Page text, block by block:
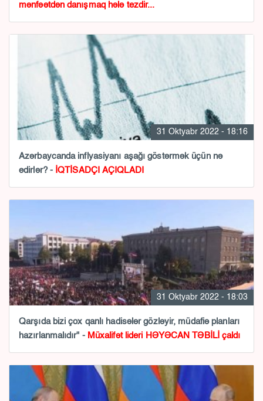
mənfəətdən danışmaq hələ tezdir...
31 Oktyabr 2022 - 18:16
Azərbaycanda inflyasiyanı aşağı göstərmək üçün nə
edirlər? - İQTİSADÇI AÇIQLADI
31 Oktyabr 2022 - 18:03
Qarşıda bizi çox qanlı hadisələr gözləyir, müdafiə planları
hazırlanmalıdır" - Müxalifət lideri HƏYƏCAN TƏBİLİ çaldı